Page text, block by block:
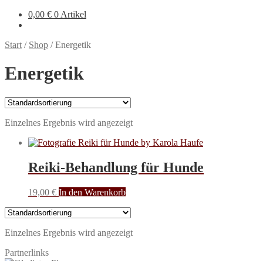
0,00 € 0 Artikel
Start / Shop /Energetik
Energetik
Einzelnes Ergebnis wird angezeigt
Reiki-Behandlung für Hunde
19,00 € In den Warenkorb
Einzelnes Ergebnis wird angezeigt
Partnerlinks